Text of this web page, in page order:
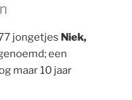
jongetjes Niek,
een
maar 10 jaar